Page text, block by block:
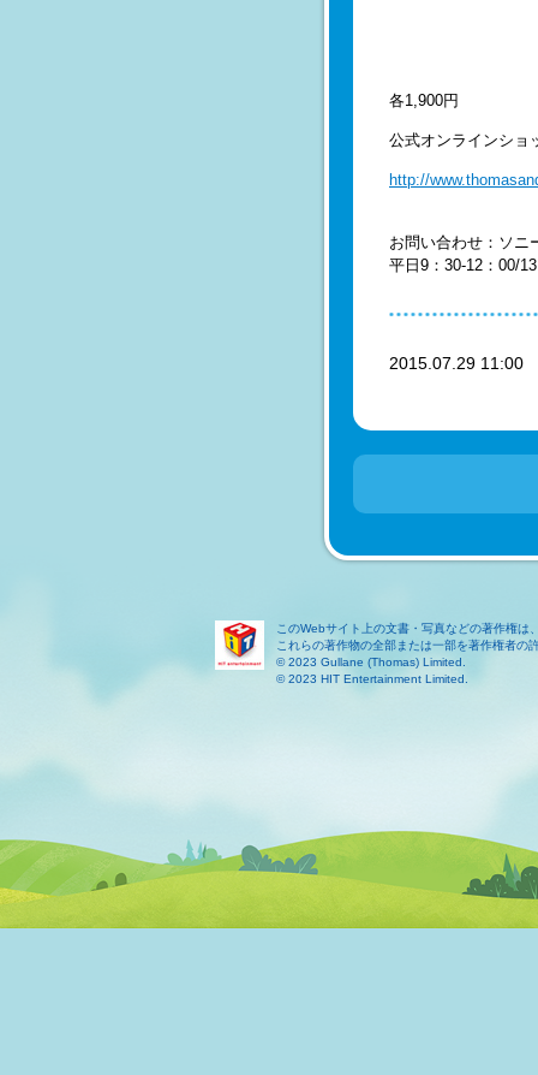
各1,900円
公式オンラインショ
http://
お問い合わせ： ソニ
平日9：30-12：00/
2015.07.29
このWebサイト上の文書・写真などの著作権
これらの著作物の全部または一部を著作権者の
© 2023 Gullane (Thomas) Limited.
© 2023 HIT Entertainment Limited.